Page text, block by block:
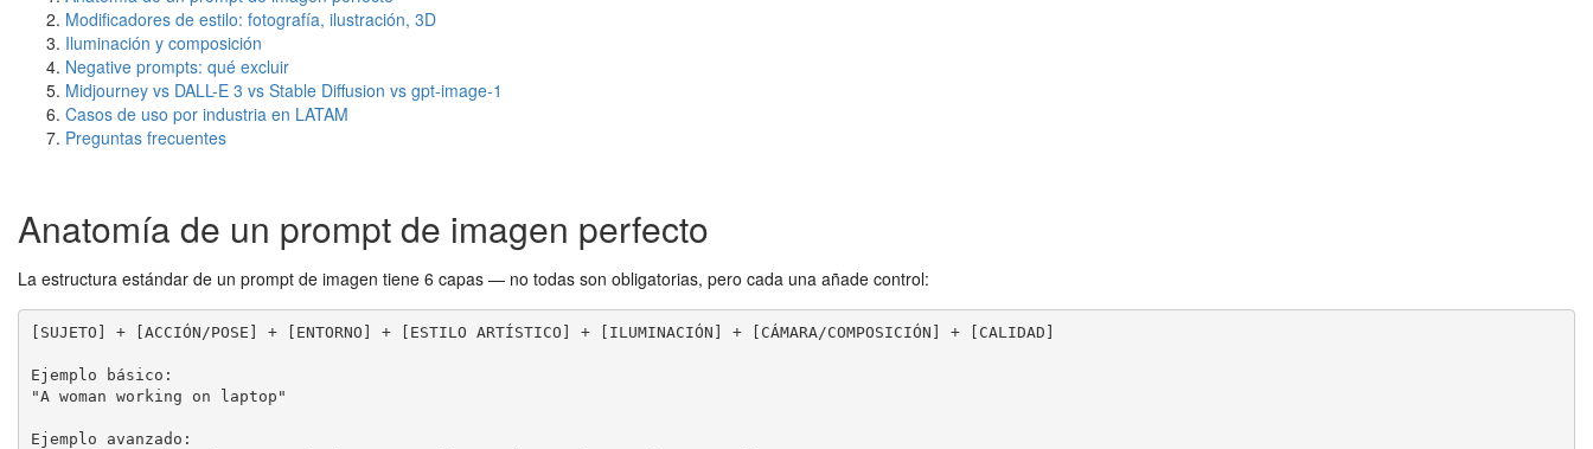
Modificadores de estilo: fotografía, ilustración, 3D
Iluminación y composición
Negative prompts: qué excluir
Midjourney vs DALL-E 3 vs Stable Diffusion vs gpt-image-1
Casos de uso por industria en LATAM
Preguntas frecuentes
Anatomía de un prompt de imagen perfecto
La estructura estándar de un prompt de imagen tiene 6 capas — no todas son obligatorias, pero cada una añade control:
[SUJETO] + [ACCIÓN/POSE] + [ENTORNO] + [ESTILO ARTÍSTICO] + [ILUMINACIÓN] + [CÁMARA/COMPOSICIÓN] + [CALIDAD]
Ejemplo básico:
"A woman working on laptop"
Ejemplo avanzado: